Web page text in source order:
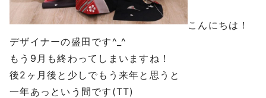
こんにちは！
デザイナーの盛田です^_^
もう 9 月も終わってしまいますね！
後2 ヶ月後と少しでもう来年と思うと
一年あっという間です (TT)